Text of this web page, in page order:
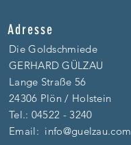
Adresse
Die Goldschmiede
GERHARD GÜLZAU
Lange Straße 56
24306 Plön / Holstein
Tel.: 04522 - 3240
Email: info@guelzau.com